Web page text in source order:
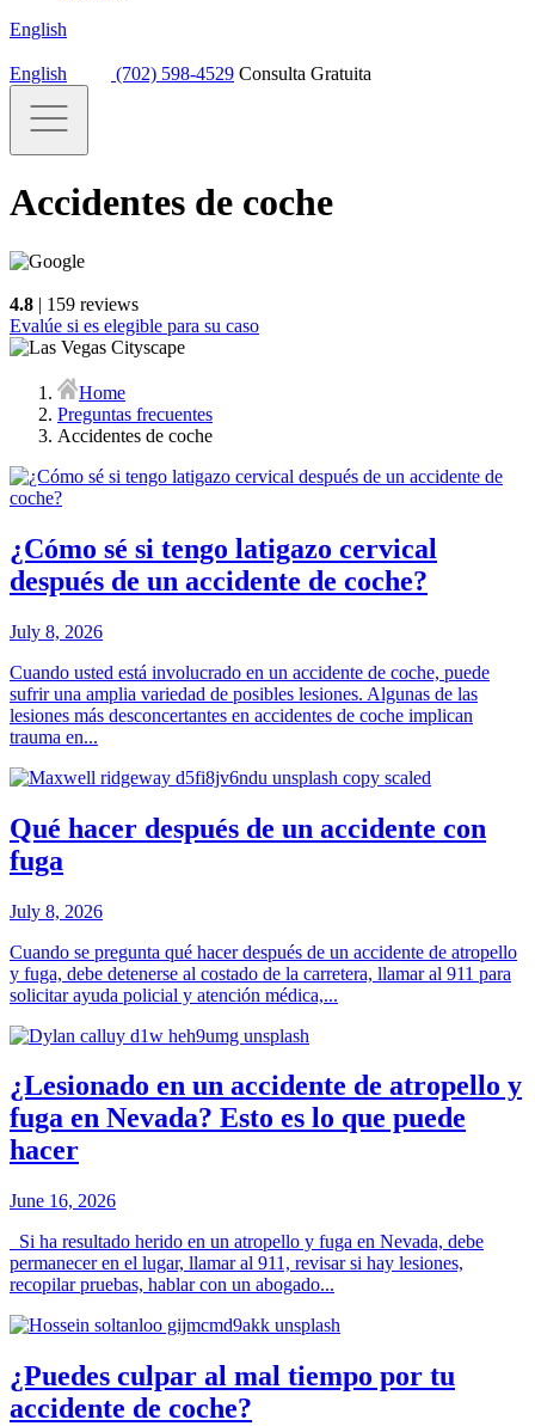
English
English (702) 598-4529 Consulta Gratuita
Accidentes de coche
4.8 | 159 reviews
Evalúe si es elegible para su caso
Home
Preguntas frecuentes
Accidentes de coche
¿Cómo sé si tengo latigazo cervical
después de un accidente de coche?
July 8, 2026
Cuando usted está involucrado en un accidente de coche, puede
sufrir una amplia variedad de posibles lesiones. Algunas de las
lesiones más desconcertantes en accidentes de coche implican
trauma en...
Qué hacer después de un accidente con
fuga
July 8, 2026
Cuando se pregunta qué hacer después de un accidente de atropello
y fuga, debe detenerse al costado de la carretera, llamar al 911 para
solicitar ayuda policial y atención médica,...
¿Lesionado en un accidente de atropello y
fuga en Nevada? Esto es lo que puede
hacer
June 16, 2026
Si ha resultado herido en un atropello y fuga en Nevada, debe
permanecer en el lugar, llamar al 911, revisar si hay lesiones,
recopilar pruebas, hablar con un abogado...
¿Puedes culpar al mal tiempo por tu
accidente de coche?